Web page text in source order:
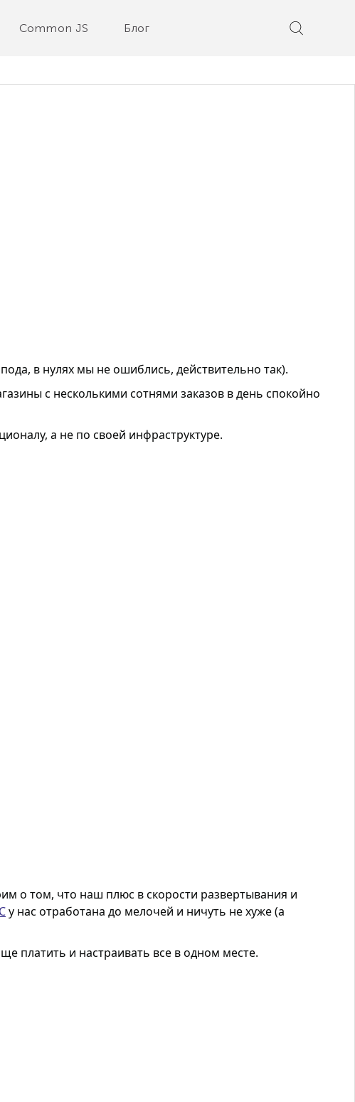
Common JS Блог
в нулях мы не ошиблись, действительно так).
с несколькими сотнями заказов в день спокойно
а не по своей инфраструктуре.
о том, что наш плюс в скорости развертывания и
у нас отработана до мелочей и ничуть не хуже (а
платить и настраивать все в одном месте.